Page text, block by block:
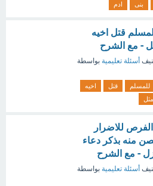
بنى ادم
قتل اخيه
- مع الشرح
أسئلة تعليمية بواسطة
للمسلم قتل
اخيه
مثل
للاضرار
منه بذكر دعاء
- مع الشرح
أسئلة تعليمية بواسطة